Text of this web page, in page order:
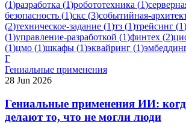
(1)разработка (1)робототехника (1)
безопасность (1)скс (3)событийная-
(2)техническое-задание (1)тз (1)трейсинг (1)
(1)управление-разработкой (1)финтех (2)
(1)цмо (1)шкафы (1)эквайринг (1)
Г
Гениальные применения
28 Jun 2026
Гениальные применения ИИ:
делают то, что не могли люди